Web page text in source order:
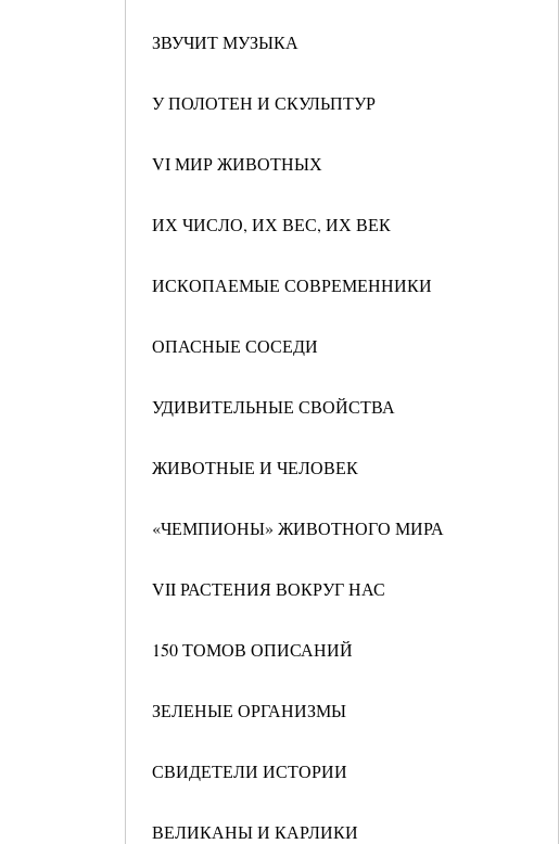
ЗВУЧИТ МУЗЫКА
У ПОЛОТЕН И СКУЛЬПТУР
VI МИР ЖИВОТНЫХ
ИХ ЧИСЛО, ИХ ВЕС, ИХ ВЕК
ИСКОПАЕМЫЕ СОВРЕМЕННИКИ
ОПАСНЫЕ СОСЕДИ
УДИВИТЕЛЬНЫЕ СВОЙСТВА
ЖИВОТНЫЕ И ЧЕЛОВЕК
«ЧЕМПИОНЫ» ЖИВОТНОГО МИРА
VII РАСТЕНИЯ ВОКРУГ НАС
150 ТОМОВ ОПИСАНИЙ
ЗЕЛЕНЫЕ ОРГАНИЗМЫ
СВИДЕТЕЛИ ИСТОРИИ
ВЕЛИКАНЫ И КАРЛИКИ